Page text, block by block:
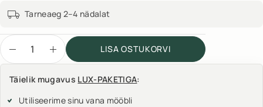
Tarneaeg 2–4 nädalat
LISA OSTUKORVI
Täielik mugavus LUX-PAKETIGA:
Utiliseerime sinu vana mööbli